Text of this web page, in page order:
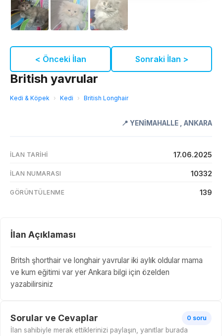
< Önceki İlan Sonraki İlan >
British yavrular
Kedi & Köpek › Kedi › British Longhair
📍 YENİMAHALLE , ANKARA
İLAN TARIHI 17.06.2025
İLAN NUMARASI 10332
GÖRÜNTÜLENME 139
İlan Açıklaması
Britsh şhorthair ve longhair yavrular iki aylık oldular mama
ve kum eğitimi var yer Ankara bilgi için özelden
yazabilirsiniz
Sorular ve Cevaplar 0 soru
İlan sahibiyle merak ettiklerinizi paylaşın, yanıtlar burada